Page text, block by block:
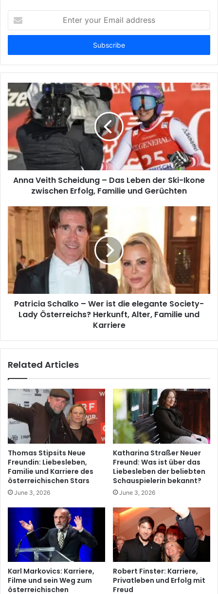
your
Email
Anna Veith Scheidung – Das Leben der Ski-Ikone
zwischen Erfolg, Familie und Gerüchten
Patricia Schalko – Wer ist die elegante Society-
Lady Österreichs? Herkunft, Alter, Familie und
Karriere
Related Articles
Thomas Stipsits Neue
Freundin: Liebesleben,
Familie und Karriere des
österreichischen Stars
June 3, 2026
Katharina Straßer Neuer
Freund: Was ist über das
Liebesleben der beliebten
Schauspielerin bekannt?
June 3, 2026
Karl Markovics: Karriere,
Filme und sein Weg zum
österreichischen
Robert Finster: Karriere,
Privatleben und Erfolg mit
Freud